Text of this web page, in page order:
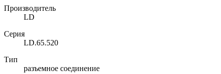
Производитель
LD
Серия
LD.65.520
Тип
разъемное соединение